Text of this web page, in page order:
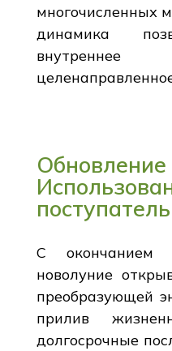
многочисленных
динамика
С окончанием
новолуние
преобразующей
прилив
долгосрочные